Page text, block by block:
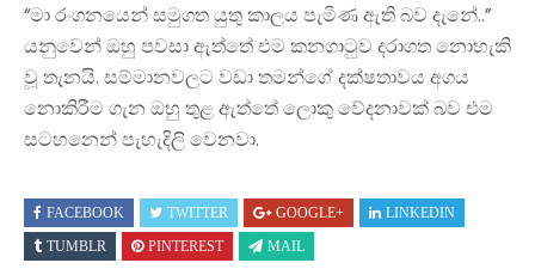
“මා රංගනයෙන් සමුගත යුතු කාලය පැමිණ ඇති බව දැනේ..”
යනුවෙන් ඔහු පවසා ඇත්තේ එම කනගාටුව දරාගත නොහැකි
වූ තැනයි. සම්මානවලට වඩා තමන්ගේ දක්ෂතාවය අගය
නොකිරීම ගැන ඔහු තුළ ඇත්තේ ලොකු වේදනාවක් බව එම
සටහනෙන් පැහැදිලි වෙනවා.
FACEBOOK TWITTER GOOGLE+
LINKEDIN
TUMBLR
PINTEREST MAIL